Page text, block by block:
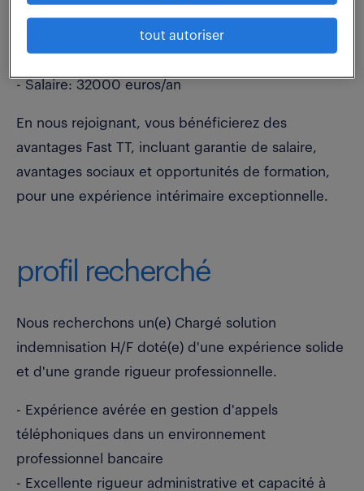
- Contrat: Intérim
- Durée: 6/mois
- Salaire: 32000 euros/an
En nous rejoignant, vous bénéficierez des
avantages Fast TT, incluant garantie de salaire,
avantages sociaux et opportunités de formation,
pour une expérience intérimaire exceptionnelle.
profil recherché
Nous recherchons un(e) Chargé solution
indemnisation H/F doté(e) d'une expérience solide
et d'une grande rigueur professionnelle.
- Expérience avérée en gestion d'appels
téléphoniques dans un environnement
professionnel bancaire
- Excellente rigueur administrative et capacité à
tout autoriser